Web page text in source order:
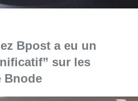
Bpost a eu un
sur les
Bnode